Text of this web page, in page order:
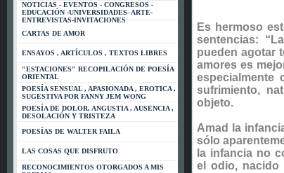
NOTICIAS - EVENTOS - CONGRESOS -
EDUCACIÓN -UNIVERSIDADES- ARTE-
ENTREVISTAS-INVITACIONES
CARTAS DE AMOR
ENSAYOS , ARTÍCULOS , TEXTOS LIBRES
"ESTACIONES" RECOPILACIÓN DE POESÍA
ORIENTAL
POESÍA SENSUAL , APASIONADA , EROTICA ,
SUGESTIVA POR FANNY JEM WONG
POESÍA DE DOLOR, ANGUSTIA , AUSENCIA ,
DESOLACIÓN Y TRISTEZA
POESÍAS DE WALTER FAILA
LAS COSAS QUE DISFRUTO
RECONOCIMIENTOS OTORGADOS A MIS
Es hermoso
sentencias:
pueden agotar
amores es
especialmente
sufrimiento,
objeto.
Amad la
sólo
la infancia no
el odio, nacido